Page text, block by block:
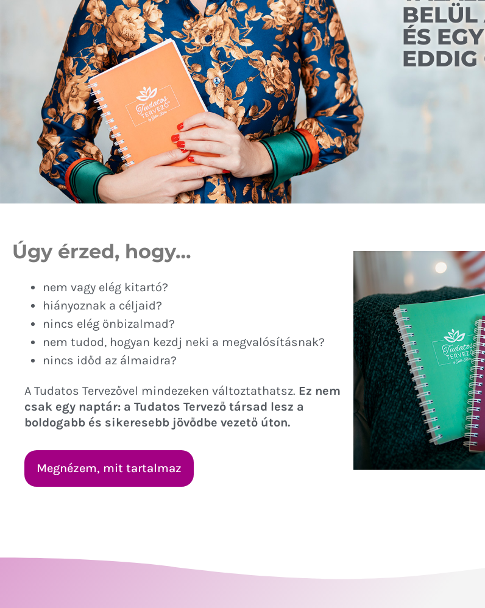
BELÜL
ÉS
Úgy érzed, hogy…
nem vagy elég kitartó?
hiányoznak a céljaid?
nincs elég önbizalmad?
nem tudod, hogyan kezdj neki a megvalósításnak?
nincs időd az álmaidra?
A Tudatos Tervezővel mindezeken változtathatsz. Ez nem
csak egy naptár: a Tudatos Tervező társad lesz a
boldogabb és sikeresebb jövődbe vezető úton.
Megnézem, mit tartalmaz